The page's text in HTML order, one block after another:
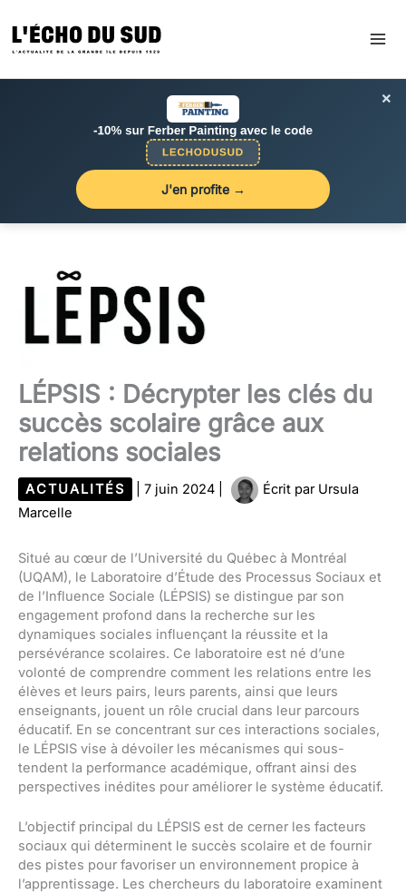
au
contenu
×
J'en profite →
LÉPSIS : Décrypter les clés du
succès scolaire grâce aux
relations sociales
ACTUALITÉS 7 juin 2024 Écrit par Ursula
Marcelle
Situé au cœur de l’Université du Québec à Montréal
(UQAM), le Laboratoire d’Étude des Processus Sociaux et
de l’Influence Sociale (LÉPSIS) se distingue par son
engagement profond dans la recherche sur les
dynamiques sociales influençant la réussite et la
persévérance scolaires. Ce laboratoire est né d’une
volonté de comprendre comment les relations entre les
élèves et leurs pairs, leurs parents, ainsi que leurs
enseignants, jouent un rôle crucial dans leur parcours
éducatif. En se concentrant sur ces interactions sociales,
le LÉPSIS vise à dévoiler les mécanismes qui sous-
tendent la performance académique, offrant ainsi des
perspectives inédites pour améliorer le système éducatif.
L’objectif principal du LÉPSIS est de cerner les facteurs
sociaux qui déterminent le succès scolaire et de fournir
des pistes pour favoriser un environnement propice à
l’apprentissage. Les chercheurs du laboratoire examinent